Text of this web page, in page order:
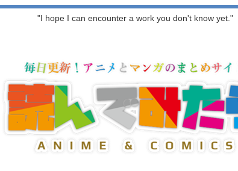
"I hope I can encounter a work you don't know yet."